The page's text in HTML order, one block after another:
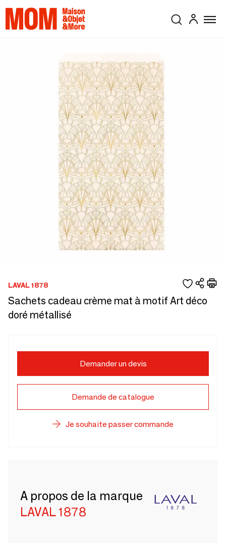
LAVAL 1878
Sachets cadeau crème mat à motif Art déco
doré métallisé
Demander un devis
Demande de catalogue
Je souhaite passer commande
A propos de la marque
LAVAL 1878